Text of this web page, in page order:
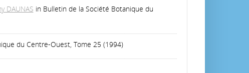
DAUNAS in Bulletin de la Société Botanique du
du Centre-Ouest, Tome 25 (1994)